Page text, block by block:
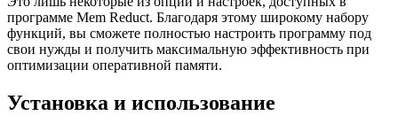
программе Mem Reduct. Благодаря этому широкому набору
функций, вы сможете полностью настроить программу под
свои нужды и получить максимальную эффективность при
оптимизации оперативной памяти.
Установка и использование